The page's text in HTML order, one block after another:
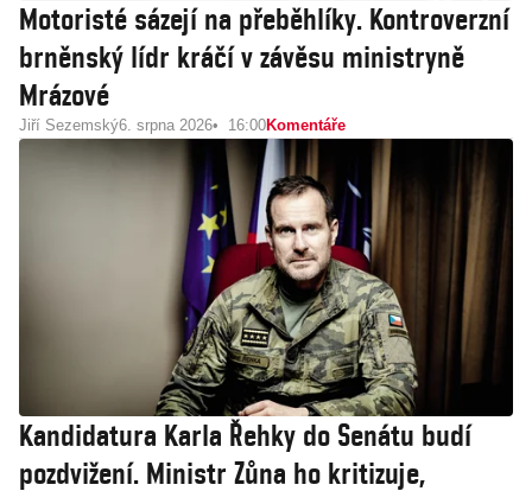
Motoristé sázejí na přeběhlíky. Kontroverzní
brněnský lídr kráčí v závěsu ministryně
Mrázové
Jiří Sezemský6. srpna 2026 16:00Komentáře
Kandidatura Karla Řehky do Senátu budí
pozdvižení. Ministr Zůna ho kritizuje,